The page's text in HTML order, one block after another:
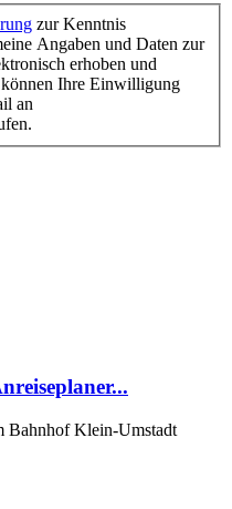
zur Kenntnis
Angaben und Daten zur
erhoben und
Ihre Einwilligung
an
Bahnhof Klein-Umstadt